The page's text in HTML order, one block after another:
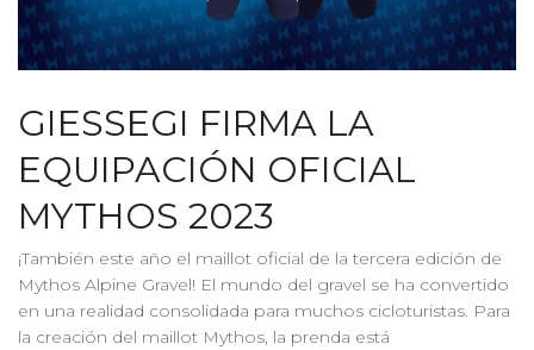
GIESSEGI FIRMA LA
EQUIPACIÓN OFICIAL
MYTHOS 2023
¡También este año el maillot oficial de la tercera edición de
Mythos Alpine Gravel! El mundo del gravel se ha convertido
en una realidad consolidada para muchos cicloturistas. Para
la creación del maillot Mythos, la prenda está